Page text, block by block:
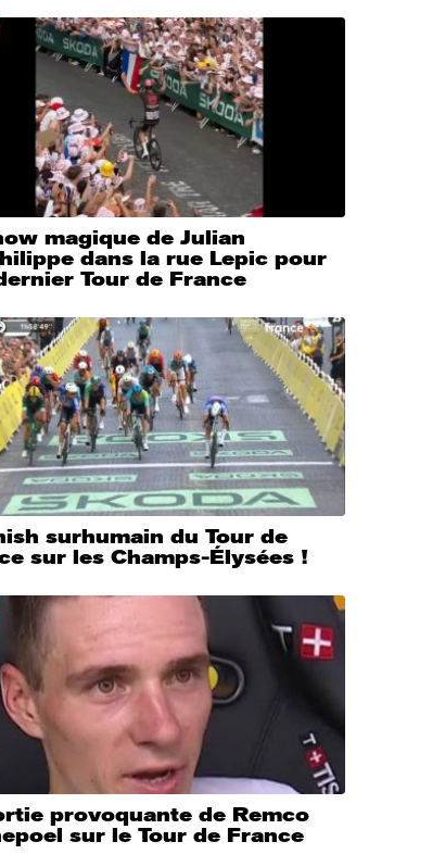
magique de Julian
dans la rue Lepic pour
Tour de France
surhumain du Tour de
sur les Champs-Élysées !
provoquante de Remco
sur le Tour de France